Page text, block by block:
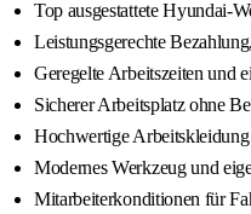
Top ausgestattete Hyundai-
Leistungsgerechte
Geregelte Arbeitszeiten und
Sicherer Arbeitsplatz ohne
Hochwertige
Modernes Werkzeug und
Mitarbeiterkonditionen für